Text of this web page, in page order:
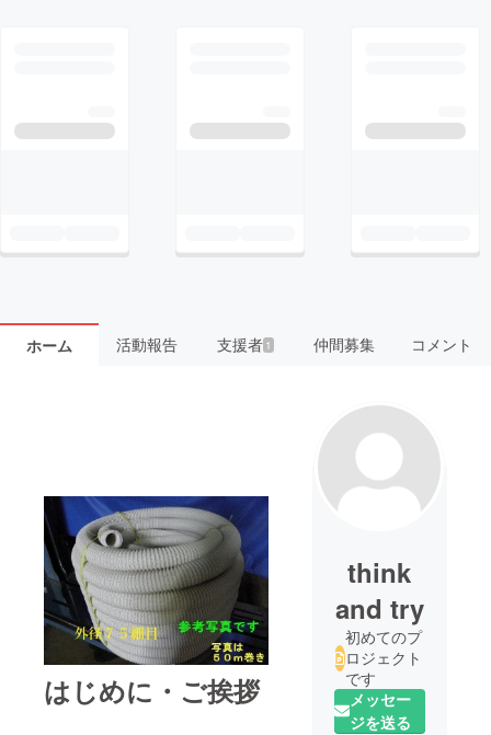
ホーム 活動報告 支援者 1 仲間募集 コメント
はじめに・ご挨拶
think
and try
初めてのプ
ロジェクト
です
メッセー
ジを送る